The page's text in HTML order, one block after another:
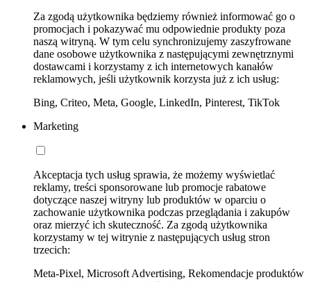
Za zgodą użytkownika będziemy również informować go o
promocjach i pokazywać mu odpowiednie produkty poza
naszą witryną. W tym celu synchronizujemy zaszyfrowane
dane osobowe użytkownika z następującymi zewnętrznymi
dostawcami i korzystamy z ich internetowych kanałów
reklamowych, jeśli użytkownik korzysta już z ich usług:
Bing, Criteo, Meta, Google, LinkedIn, Pinterest, TikTok
Marketing
Akceptacja tych usług sprawia, że możemy wyświetlać
reklamy, treści sponsorowane lub promocje rabatowe
dotyczące naszej witryny lub produktów w oparciu o
zachowanie użytkownika podczas przeglądania i zakupów
oraz mierzyć ich skuteczność. Za zgodą użytkownika
korzystamy w tej witrynie z następujących usług stron
trzecich:
Meta-Pixel, Microsoft Advertising, Rekomendacje produktów